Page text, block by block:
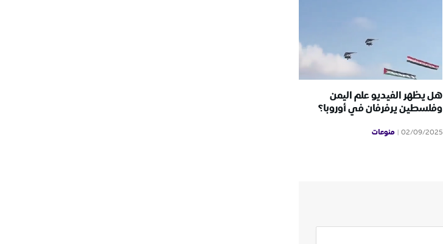
هل يظهر الفيديو علم اليمن
وفلسطين يرفرفان في أوروبا؟
02/09/2025 منوعات